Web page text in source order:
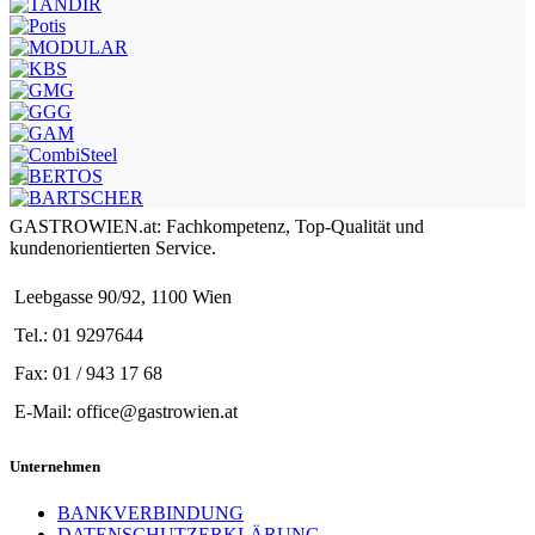
GASTROWIEN.at: Fachkompetenz, Top-Qualität und
kundenorientierten Service.
Leebgasse 90/92, 1100 Wien
Tel.: 01 9297644
Fax: 01 / 943 17 68
E-Mail: office@gastrowien.at
Unternehmen
BANKVERBINDUNG